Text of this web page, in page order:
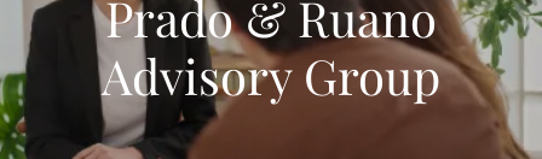
Prado & Ruano
Advisory Group